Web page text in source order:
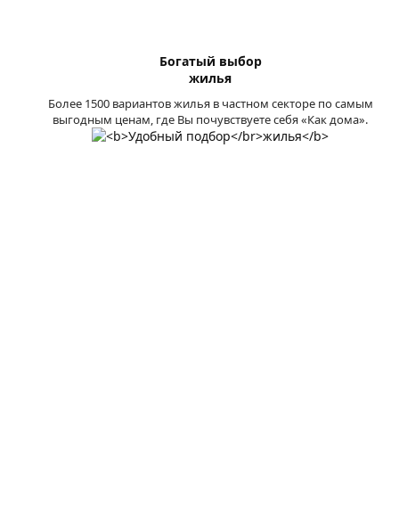
Богатый выбор
жилья
Более 1500 вариантов жилья в частном секторе по самым
выгодным ценам, где Вы почувствуете себя «Как дома».